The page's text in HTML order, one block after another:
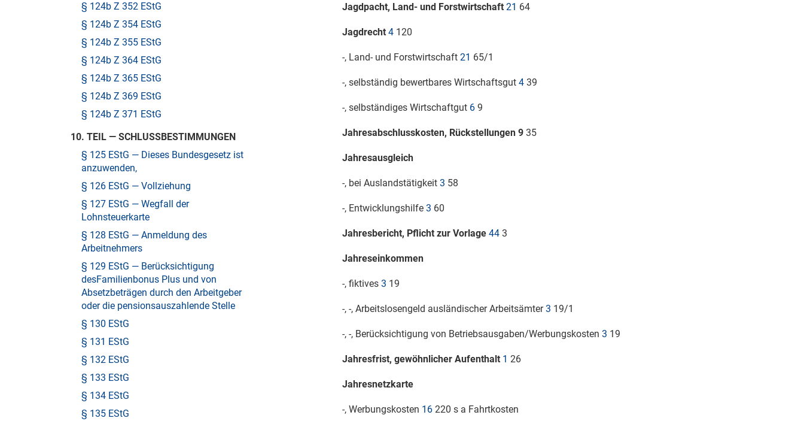
§ 124b Z 352 EStG
§ 124b Z 354 EStG
§ 124b Z 355 EStG
§ 124b Z 364 EStG
§ 124b Z 365 EStG
§ 124b Z 369 EStG
§ 124b Z 371 EStG
10. TEIL — SCHLUSSBESTIMMUNGEN
§ 125 EStG — Dieses Bundesgesetz ist
anzuwenden,
§ 126 EStG — Vollziehung
§ 127 EStG — Wegfall der
Lohnsteuerkarte
§ 128 EStG — Anmeldung des
Arbeitnehmers
§ 129 EStG — Berücksichtigung
desFamilienbonus Plus und von
Absetzbeträgen durch den Arbeitgeber
oder die pensionsauszahlende Stelle
§ 130 EStG
§ 131 EStG
§ 132 EStG
§ 133 EStG
§ 134 EStG
§ 135 EStG
Jagdpacht, Land- und Forstwirtschaft 21 64
Jagdrecht 4 120
-, Land- und Forstwirtschaft 21 65/1
-, selbständig bewertbares Wirtschaftsgut 4 39
-, selbständiges Wirtschaftgut 6 9
Jahresabschlusskosten, Rückstellungen 9 35
Jahresausgleich
-, bei Auslandstätigkeit 3 58
-, Entwicklungshilfe 3 60
Jahresbericht, Pflicht zur Vorlage 44 3
Jahreseinkommen
-, fiktives 3 19
-, -, Arbeitslosengeld ausländischer Arbeitsämter3 19/1
-, -, Berücksichtigung von Betriebsausgaben/Werbungskosten 3 19
Jahresfrist, gewöhnlicher Aufenthalt 1 26
Jahresnetzkarte
-, Werbungskosten 16 220 s a Fahrtkosten